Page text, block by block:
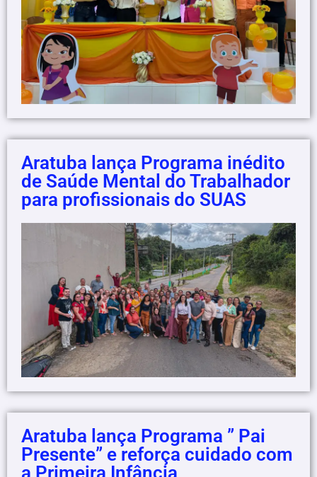
Aratuba lança Programa inédito
de Saúde Mental do Trabalhador
para profissionais do SUAS
Aratuba lança Programa ” Pai
Presente” e reforça cuidado com
a Primeira Infância